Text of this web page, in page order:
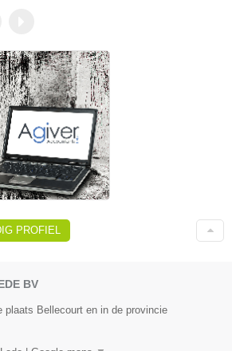
PROFIEL
BV
plaats Bellecourt en in de provincie